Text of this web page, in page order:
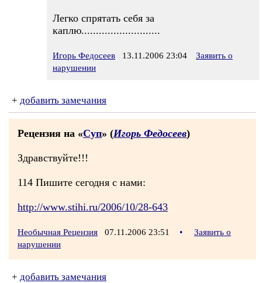
Легко спрятать себя за
каплю...........................
Игорь Федосеев 13.11.2006 23:04
Заявить о
нарушении
+ добавить замечания
Рецензия на «Суп» (Игорь Федосеев)
Здравствуйте!!!
114 Пишите сегодня с нами:
http://www.stihi.ru/2006/10/28-643
Необычная Рецензия 07.11.2006 23:51 •
Заявить о
нарушении
+ добавить замечания